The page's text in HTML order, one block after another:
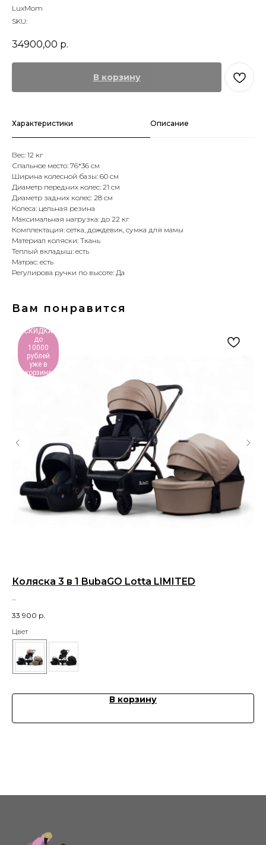
LuxMom
SKU:
34900,00 р.
В корзину
Характеристики Описание
Вес: 12 кг
Спальное место: 76*36 см
Ширина колесной базы: 60 см
Диаметр передних колес: 21 см
Диаметр задних колес: 28 см
Колеса: цельная резина
Максимальная нагрузка: до 22 кг
Комплектация: сетка, дождевик, сумка для мамы
Материал коляски: Ткань
Теплый вкладыш: есть
Матрас: есть
Регулирова ручки по высоте: Да
Вам понравится
СКИДКА
до
10000
рублей
уже в
корзине
Коляска 3 в 1 BubaGO Lotta LIMITED
33 900 р.
Цвет
В корзину